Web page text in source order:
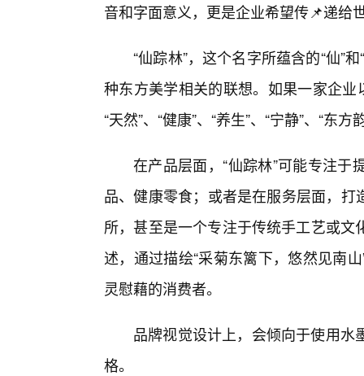
音和字面意义，更是企业希望传📌递给
“仙踪林”，这个名字所蕴含的“仙”
种东方美学相关的联想。如果一家企
“天然”、“健康”、“养生”、“宁静”、“东
在产品层面，“仙踪林”可能专注
品、健康零食；或者是在服务层面，
所，甚至是一个专注于传统手工艺或
述，通过描绘“采菊东篱下，悠然见南
灵慰藉的消费者。
品牌视觉设计上，会倾向于使用
格。